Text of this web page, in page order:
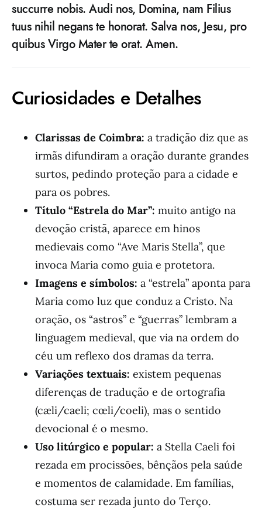
succurre nobis. Audi nos, Domina, nam Filius
tuus nihil negans te honorat. Salva nos, Jesu, pro
quibus Virgo Mater te orat. Amen.
Curiosidades e Detalhes
Clarissas de Coimbra: a tradição diz que as
irmãs difundiram a oração durante grandes
surtos, pedindo proteção para a cidade e
para os pobres.
Título “Estrela do Mar”: muito antigo na
devoção cristã, aparece em hinos
medievais como “Ave Maris Stella”, que
invoca Maria como guia e protetora.
Imagens e símbolos: a “estrela” aponta para
Maria como luz que conduz a Cristo. Na
oração, os “astros” e “guerras” lembram a
linguagem medieval, que via na ordem do
céu um reflexo dos dramas da terra.
Variações textuais: existem pequenas
diferenças de tradução e de ortografia
(cæli/caeli; cœli/coeli), mas o sentido
devocional é o mesmo.
Uso litúrgico e popular: a Stella Caeli foi
rezada em procissões, bênçãos pela saúde
e momentos de calamidade. Em famílias,
costuma ser rezada junto do Terço.